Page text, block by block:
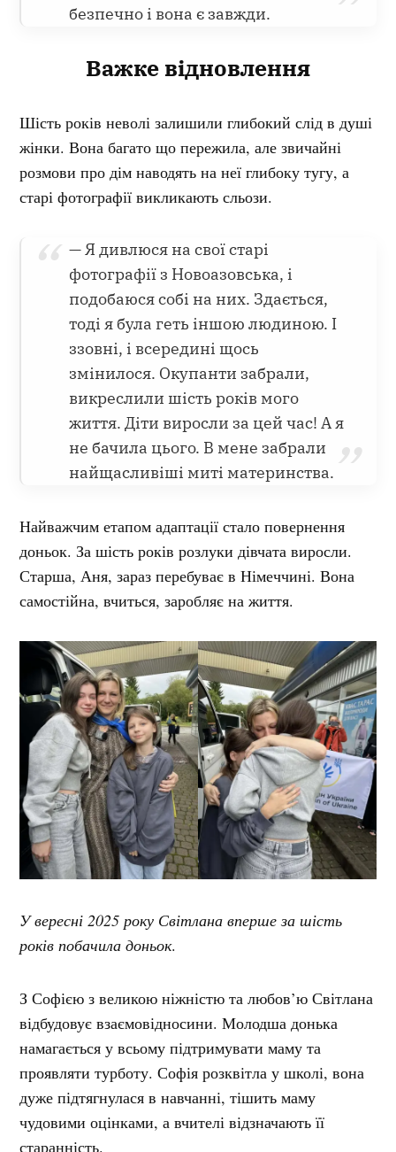
безпечно і вона є завжди.
Важке відновлення
Шість років неволі залишили глибокий слід в душі
жінки. Вона багато що пережила, але звичайні
розмови про дім наводять на неї глибоку тугу, а
старі фотографії викликають сльози.
— Я дивлюся на свої старі
фотографії з Новоазовська, і
подобаюся собі на них. Здається,
тоді я була геть іншою людиною. І
ззовні, і всередині щось
змінилося. Окупанти забрали,
викреслили шість років мого
життя. Діти виросли за цей час! А я
не бачила цього. В мене забрали
найщасливіші миті материнства.
Найважчим етапом адаптації стало повернення
доньок. За шість років розлуки дівчата виросли.
Старша, Аня, зараз перебуває в Німеччині. Вона
самостійна, вчиться, заробляє на життя.
У вересні 2025 року Світлана вперше за шість
років побачила доньок.
З Софією з великою ніжністю та любов’ю Світлана
відбудовує взаємовідносини. Молодша донька
намагається у всьому підтримувати маму та
проявляти турботу. Софія розквітла у школі, вона
дуже підтягнулася в навчанні, тішить маму
чудовими оцінками, а вчителі відзначають її
старанність.